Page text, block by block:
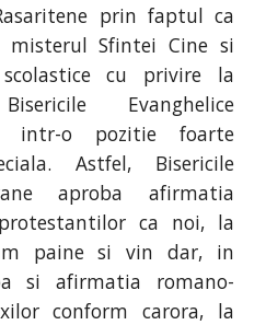
prin faptul ca
Sfintei Cine si
cu privire la
Evanghelice
intr-o pozitie foarte
Astfel, Bisericile
aproba afirmatia
ca noi, la
paine si vin dar, in
si afirmatia romano-
conform carora, la